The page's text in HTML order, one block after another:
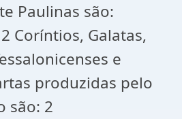
Paulinas são:
Coríntios, Galatas,
e
produzidas pelo
são: 2